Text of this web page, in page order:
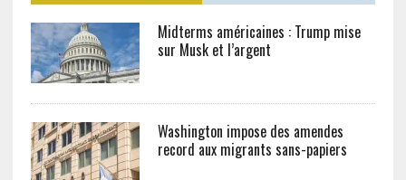
Midterms américaines : Trump mise
sur Musk et l’argent
Washington impose des amendes
record aux migrants sans-papiers